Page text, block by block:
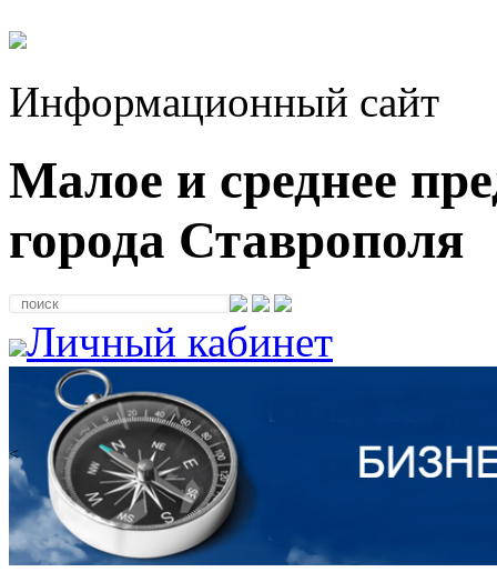
Информационный сайт
Малое и среднее
города Ставрополя
Личный кабинет
<